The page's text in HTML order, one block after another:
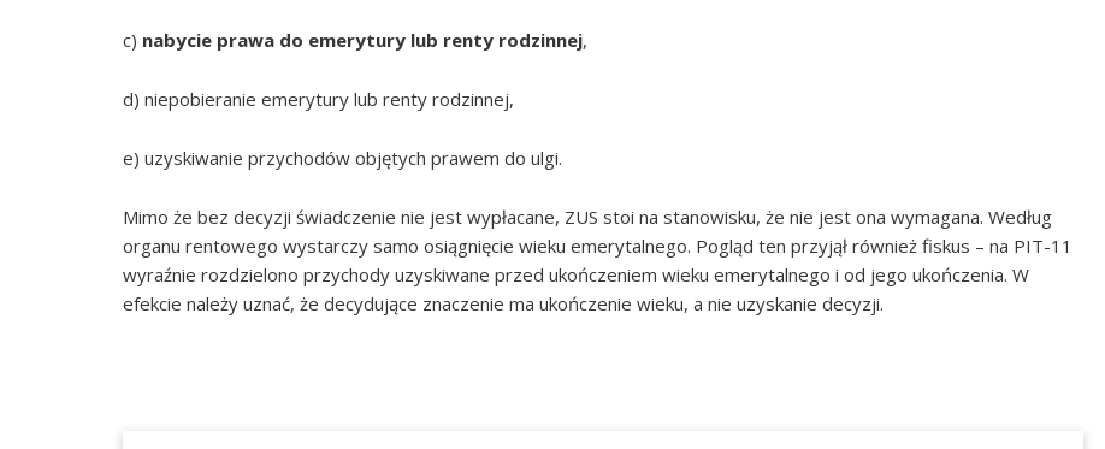
c) nabycie prawa do emerytury lub renty rodzinnej,
d) niepobieranie emerytury lub renty rodzinnej,
e) uzyskiwanie przychodów objętych prawem do ulgi.
Mimo że bez decyzji świadczenie nie jest wypłacane, ZUS stoi na stanowisku, że nie jest ona wymagana. Według
organu rentowego wystarczy samo osiągnięcie wieku emerytalnego. Pogląd ten przyjął również fiskus – na PIT-11
wyraźnie rozdzielono przychody uzyskiwane przed ukończeniem wieku emerytalnego i od jego ukończenia. W
efekcie należy uznać, że decydujące znaczenie ma ukończenie wieku, a nie uzyskanie decyzji.